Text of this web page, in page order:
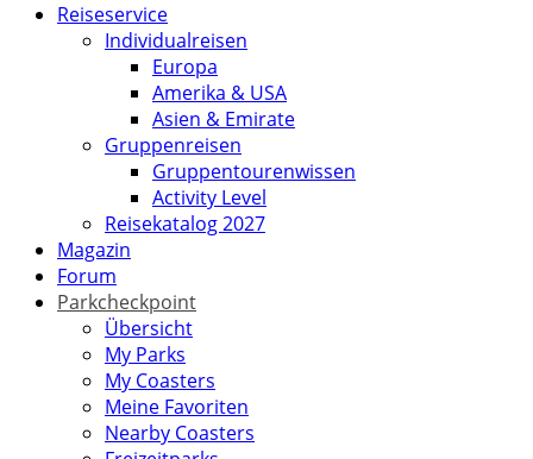
Reiseservice
Individualreisen
Europa
Amerika & USA
Asien & Emirate
Gruppenreisen
Gruppentourenwissen
Activity Level
Reisekatalog 2027
Magazin
Forum
Parkcheckpoint
Übersicht
My Parks
My Coasters
Meine Favoriten
Nearby Coasters